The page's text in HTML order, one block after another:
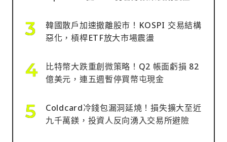
韓國散戶加速撤離股市！KOSPI 交易結構
惡化，槓桿ETF放大市場震盪
比特幣大跌重創微策略！Q2 帳面虧損 82
億美元，連五週暫停買幣屯現金
Coldcard冷錢包漏洞延燒！損失擴大至近
九千萬鎂，投資人反向湧入交易所避險